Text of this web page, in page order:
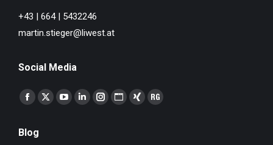
+43 | 664 | 5432246
martin.stieger@liwest.at
Social Media
Finden Sie uns auf:
Facebook
opens
X
YouTubeLinkedinInstagram
Website
XINGResearchGate
Blog